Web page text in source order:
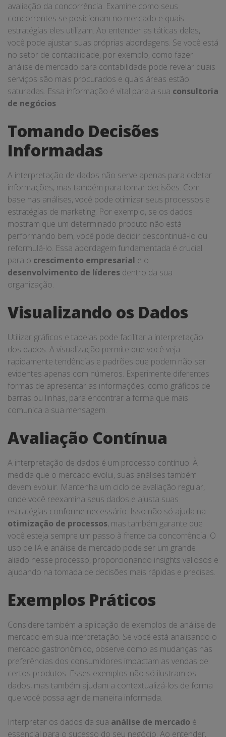
avaliação da concorrência. Examine como seus
concorrentes se posicionam no mercado e quais
estratégias eles utilizam. Ao entender as táticas deles,
você pode ajustar suas próprias abordagens. Se você está
no setor de contabilidade, por exemplo, como fazer
análise de mercado para contabilidade pode revelar quais
serviços são mais procurados e quais áreas estão
saturadas. Essa informação é vital para a sua consultoria
de negócios.
Tomando Decisões
Informadas
A interpretação de dados não serve apenas para coletar
informações, mas também para tomar decisões. Com
base nas análises, você pode otimizar seus processos e
estratégias de marketing. Por exemplo, se os dados
mostram que um determinado produto não está
performando bem, você pode decidir descontinuá-lo ou
reformulá-lo. Essa abordagem fundamentada é crucial
para o crescimento empresarial e o
desenvolvimento de líderes dentro da sua
organização.
Visualizando os Dados
Utilizar gráficos e tabelas pode facilitar a interpretação
dos dados. A visualização permite que você veja
rapidamente tendências e padrões que podem não ser
evidentes apenas com números. Experimente diferentes
formas de apresentar as informações, como gráficos de
barras ou linhas, para encontrar a forma que mais
comunica a sua mensagem.
Avaliação Contínua
A interpretação de dados é um processo contínuo. À
medida que o mercado evolui, suas análises também
devem evoluir. Mantenha um ciclo de avaliação regular,
onde você reexamina seus dados e ajusta suas
estratégias conforme necessário. Isso não só ajuda na
otimização de processos, mas também garante que
você esteja sempre um passo à frente da concorrência. O
uso de IA e análise de mercado pode ser um grande
aliado nesse processo, proporcionando insights valiosos e
ajudando na tomada de decisões mais rápidas e precisas.
Exemplos Práticos
Considere também a aplicação de exemplos de análise de
mercado em sua interpretação. Se você está analisando o
mercado gastronômico, observe como as mudanças nas
preferências dos consumidores impactam as vendas de
certos produtos. Esses exemplos não só ilustram os
dados, mas também ajudam a contextualizá-los de forma
que você possa agir de maneira informada.
Interpretar os dados da sua análise de mercado é
essencial para o sucesso do seu negócio. Ao entender,